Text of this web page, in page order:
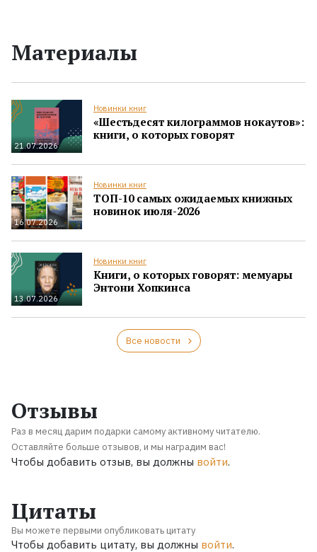
Материалы
21.07.2026
Новинки книг
«Шестьдесят килограммов нокаутов»:
книги, о которых говорят
16.07.2026
Новинки книг
ТОП-10 самых ожидаемых книжных
новинок июля-2026
13.07.2026
Новинки книг
Книги, о которых говорят: мемуары
Энтони Хопкинса
Все новости
Отзывы
Раз в месяц дарим подарки самому активному читателю.
Оставляйте больше отзывов, и мы наградим вас!
Чтобы добавить отзыв, вы должны войти.
Цитаты
Вы можете первыми опубликовать цитату
Чтобы добавить цитату, вы должны войти.